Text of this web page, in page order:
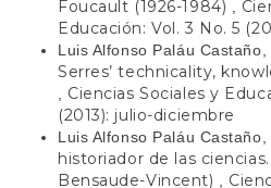
Foucault (1926-1984)
Educación: Vol. 3 No. 5
Luis Alfonso Paláu Castaño,
Serres’ technicality,
Ciencias Sociales y
(2013): julio-diciembre
Luis Alfonso Paláu Castaño,
historiador de las
Bensaude-Vincent)